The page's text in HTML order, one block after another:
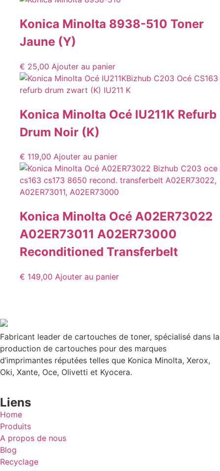
Konica Minolta 8938-510 Toner
Jaune (Y)
€ 25,00 Ajouter au panier
Konica Minolta Océ IU211K Refurb
Drum Noir (K)
€ 119,00 Ajouter au panier
Konica Minolta Océ A02ER73022
A02ER73011 A02ER73000
Reconditioned Transferbelt
€ 149,00 Ajouter au panier
Fabricant leader de cartouches de toner, spécialisé dans la
production de cartouches pour des marques
d’imprimantes réputées telles que Konica Minolta, Xerox,
Oki, Xante, Oce, Olivetti et Kyocera.
Liens
Home
Produits
A propos de nous
Blog
Recyclage